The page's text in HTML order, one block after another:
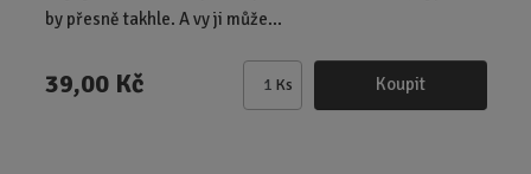
by přesně takhle. A vy ji může...
39,00 Kč
Z
Ks Koupit